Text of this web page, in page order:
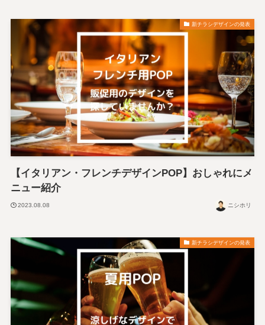
新チラシデザインの発表
【イタリアン・フレンチデザインPOP】おしゃれにメ
ニュー紹介
2023.08.08 ニシホリ
新チラシデザインの発表